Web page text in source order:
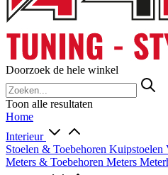
Doorzoek de hele winkel
Toon alle resultaten
Home
Interieur
Stoelen & Toebehoren Kuipstoelen
Meters & Toebehoren Meters